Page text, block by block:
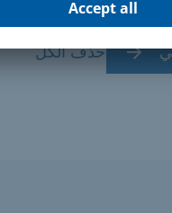
حذف الكل